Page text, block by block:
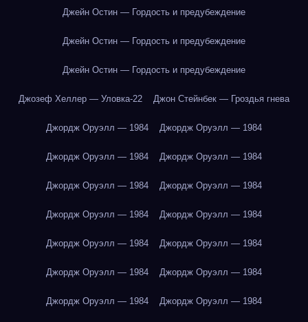
Джейн Остин — Гордость и предубеждение
Джейн Остин — Гордость и предубеждение
Джейн Остин — Гордость и предубеждение
Джозеф Хеллер — Уловка-22 Джон Стейнбек — Гроздья гнева
Джордж Оруэлл — 1984 Джордж Оруэлл — 1984
Джордж Оруэлл — 1984 Джордж Оруэлл — 1984
Джордж Оруэлл — 1984 Джордж Оруэлл — 1984
Джордж Оруэлл — 1984 Джордж Оруэлл — 1984
Джордж Оруэлл — 1984 Джордж Оруэлл — 1984
Джордж Оруэлл — 1984 Джордж Оруэлл — 1984
Джордж Оруэлл — 1984 Джордж Оруэлл — 1984